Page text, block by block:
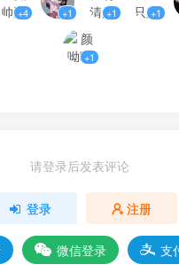
+4 +1 +1 +1
+1
请登录后发表评论
登录 注册
微信登录 支